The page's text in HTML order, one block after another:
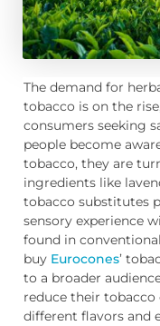
The demand for
tobacco is on the
consumers seeking
people become
tobacco, they are
ingredients like
tobacco substitutes
sensory experience
found in
buy Eurocones’
to a broader
reduce their
different flavors and